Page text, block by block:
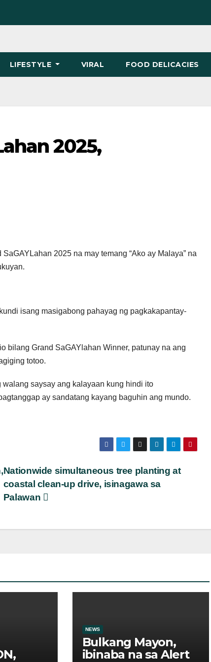
LIFESTYLE VIRAL FOOD DELICACIES
2025,
2025 na may temang “Ako ay Malaya” na
isang masigabong pahayag ng pagkakapantay-
bilang Grand SaGAYlahan Winner, patunay na ang
totoo.
saysay ang kalayaan kung hindi ito
ay sandatang kayang baguhin ang mundo.
Nationwide simultaneous tree planting at
coastal clean-up drive, isinagawa sa
Palawan
NEWS
Bulkang Mayon,
ibinaba na sa Alert